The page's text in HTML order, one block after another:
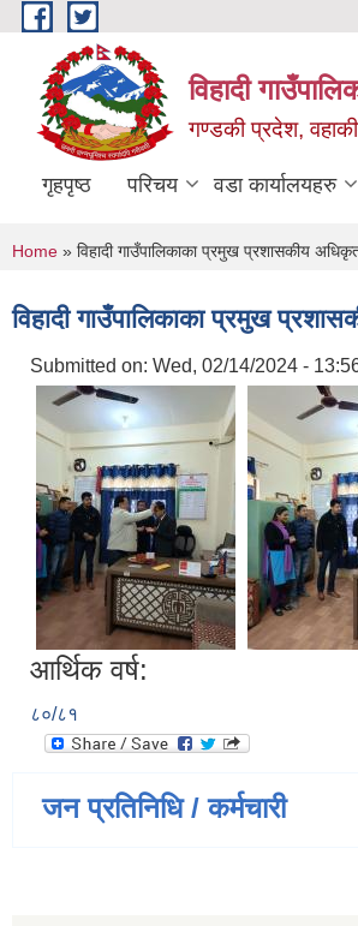
Skip to main content
विहादी
गण्डकी प्रदेश,
गृहपृष्ठ परिचय वडा कार्यालयहरु
You are here
Home » विहादी गाउँपालिकाका प्रमुख प्रशासकीय
विहादी गाउँपालिकाका प्रमुख
Submitted on: Wed, 02/14/2024 -
आर्थिक वर्ष:
८०/८१
जन प्रतिनिधि / कर्मचारी